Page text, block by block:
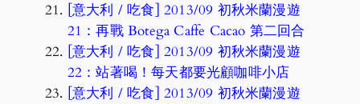
[意大利 / 吃食] 2013/09 初秋米蘭漫遊
21：再戰 Botega Caffe Cacao 第二回合
[意大利 / 吃食] 2013/09 初秋米蘭漫遊
22：站著喝！每天都要光顧咖啡小店
[意大利 / 吃食] 2013/09 初秋米蘭漫遊